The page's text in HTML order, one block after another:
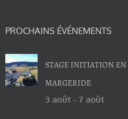
PROCHAINS ÉVÉNEMENTS
STAGE INITIATION EN
MARGERIDE
3 août -7 août